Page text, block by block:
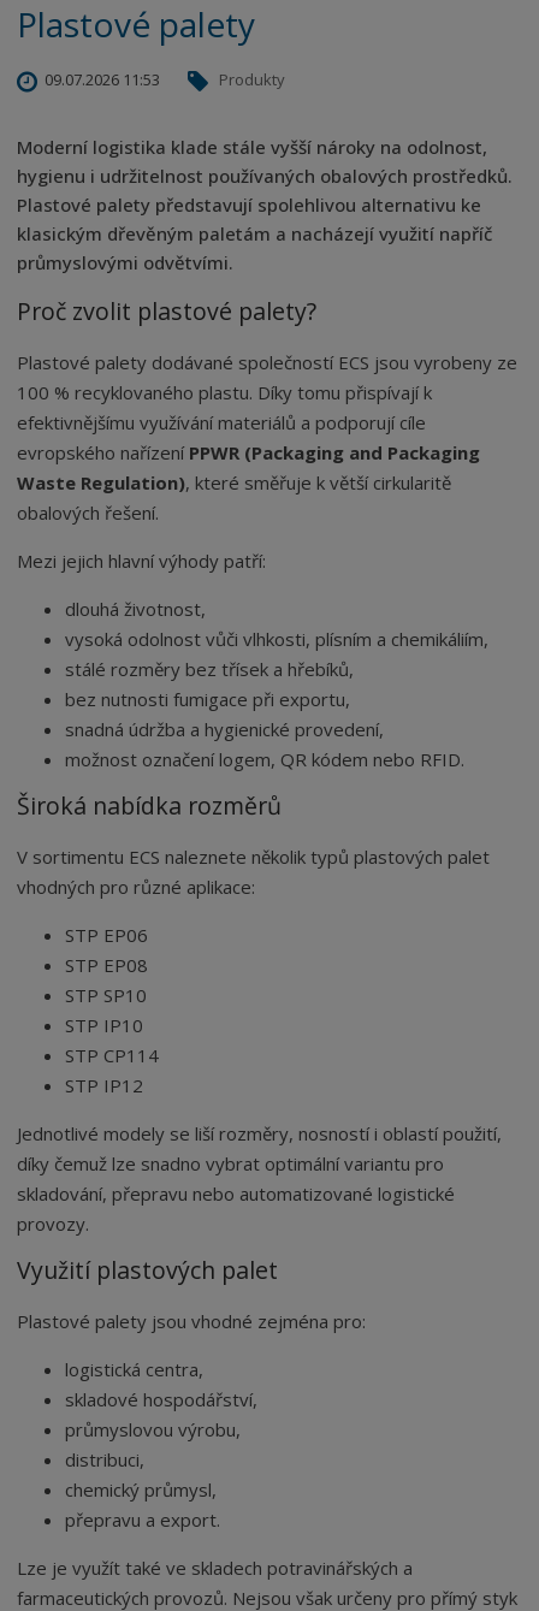
Plastové palety
09.07.2026 11:53 Produkty
Moderní logistika klade stále vyšší nároky na odolnost,
hygienu i udržitelnost používaných obalových prostředků.
Plastové palety představují spolehlivou alternativu ke
klasickým dřevěným paletám a nacházejí využití napříč
průmyslovými odvětvími.
Proč zvolit plastové palety?
Plastové palety dodávané společností ECS jsou vyrobeny ze
100 % recyklovaného plastu. Díky tomu přispívají k
efektivnějšímu využívání materiálů a podporují cíle
evropského nařízení PPWR (Packaging and Packaging
Waste Regulation), které směřuje k větší cirkularitě
obalových řešení.
Mezi jejich hlavní výhody patří:
dlouhá životnost,
vysoká odolnost vůči vlhkosti, plísním a chemikáliím,
stálé rozměry bez třísek a hřebíků,
bez nutnosti fumigace při exportu,
snadná údržba a hygienické provedení,
možnost označení logem, QR kódem nebo RFID.
Široká nabídka rozměrů
V sortimentu ECS naleznete několik typů plastových palet
vhodných pro různé aplikace:
STP EP06
STP EP08
STP SP10
STP IP10
STP CP114
STP IP12
Jednotlivé modely se liší rozměry, nosností i oblastí použití,
díky čemuž lze snadno vybrat optimální variantu pro
skladování, přepravu nebo automatizované logistické
provozy.
Využití plastových palet
Plastové palety jsou vhodné zejména pro:
logistická centra,
skladové hospodářství,
průmyslovou výrobu,
distribuci,
chemický průmysl,
přepravu a export.
Lze je využít také ve skladech potravinářských a
farmaceutických provozů. Nejsou však určeny pro přímý styk